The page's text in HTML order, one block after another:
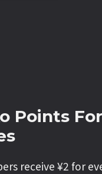
Points For
receive ¥2 for